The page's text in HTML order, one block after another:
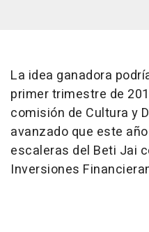
La idea ganadora
primer trimestre de
comisión de Cultura y
avanzado que este
escaleras del Beti Jai
Inversiones